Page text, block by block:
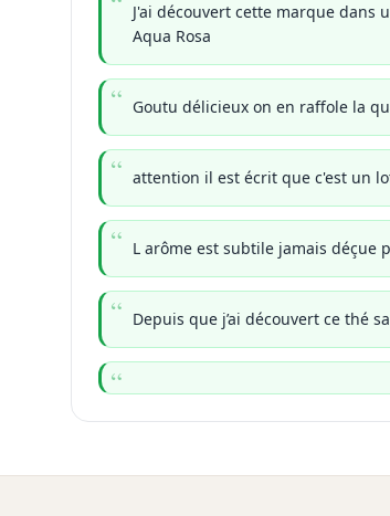
J'ai découvert cette marque dans
Aqua Rosa
Goutu délicieux on en raffole la
attention il est écrit que c'est un
L arôme est subtile jamais déçue
Depuis que j’ai découvert ce thé